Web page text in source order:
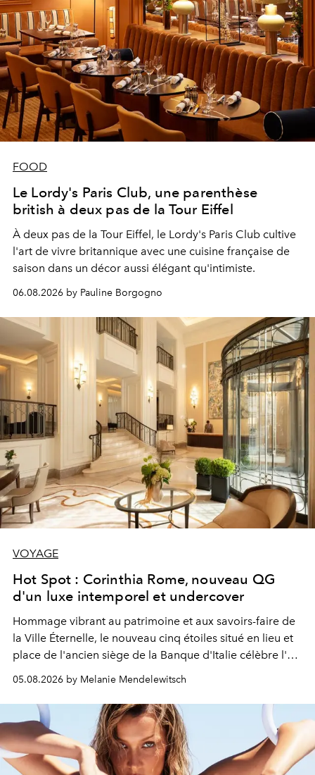
FOOD
Le Lordy's Paris Club, une parenthèse
british à deux pas de la Tour Eiffel
À deux pas de la Tour Eiffel, le Lordy's Paris Club cultive
l'art de vivre britannique avec une cuisine française de
saison dans un décor aussi élégant qu'intimiste.
06.08.2026 by Pauline Borgogno
VOYAGE
Hot Spot : Corinthia Rome, nouveau QG
d'un luxe intemporel et undercover
Hommage vibrant au patrimoine et aux savoirs-faire de
la Ville Éternelle, le nouveau cinq étoiles situé en lieu et
place de l'ancien siège de la Banque d'Italie célèbre l'art
de vivre Romain dans toute son élégance intemporelle.
05.08.2026 by Melanie Mendelewitsch